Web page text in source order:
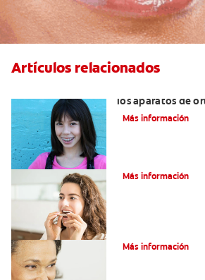
Artículos relacionados
los aparatos de
Más información
Más información
Más información